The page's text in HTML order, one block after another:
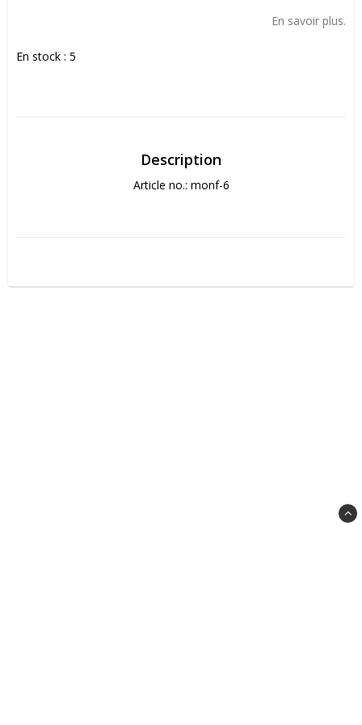
En savoir plus.
En stock : 5
Description
Article no.: monf-6